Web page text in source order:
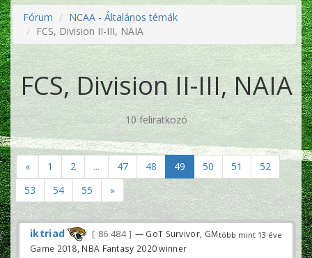
Fórum
NCAA - Általános témák
FCS, Division II-III, NAIA
FCS, Division II-III, NAIA
10 feliratkozó
« 1 2 ... 47 48 49 50 51
52
53
54 55 »
több mint 13 éve
iktriad 86 484
— GoT Survivor, GM
Game 2018, NBA Fantasy 2020 winner